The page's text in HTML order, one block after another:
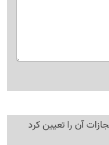
آن را تعیین کرد